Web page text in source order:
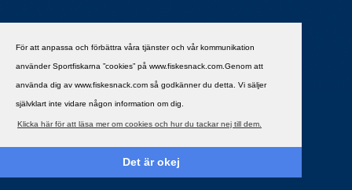
För att anpassa och förbättra våra tjänster och vår kommunikation
använder Sportfiskarna ”cookies” på www.fiskesnack.com.Genom att
använda dig av www.fiskesnack.com så godkänner du detta. Vi säljer
självklart inte vidare någon information om dig.
Klicka här för att läsa mer om cookies och hur du tackar nej till dem.
Det är okej